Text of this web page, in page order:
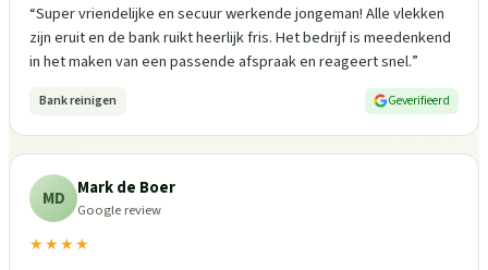
“Super vriendelijke en secuur werkende jongeman! Alle vlekken
zijn eruit en de bank ruikt heerlijk fris. Het bedrijf is meedenkend
in het maken van een passende afspraak en reageert snel.”
Bank reinigen Geverifieerd
MD Mark de Boer
Google review
★★★★